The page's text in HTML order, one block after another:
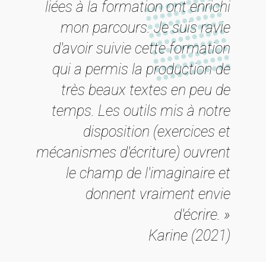
liées à la formation ont enrichi
mon parcours. Je suis ravie
d'avoir suivie cette formation
qui a permis la production de
très beaux textes en peu de
temps. Les outils mis à notre
disposition (exercices et
mécanismes d'écriture) ouvrent
le champ de l'imaginaire et
donnent vraiment envie
d'écrire. »
Karine (2021)